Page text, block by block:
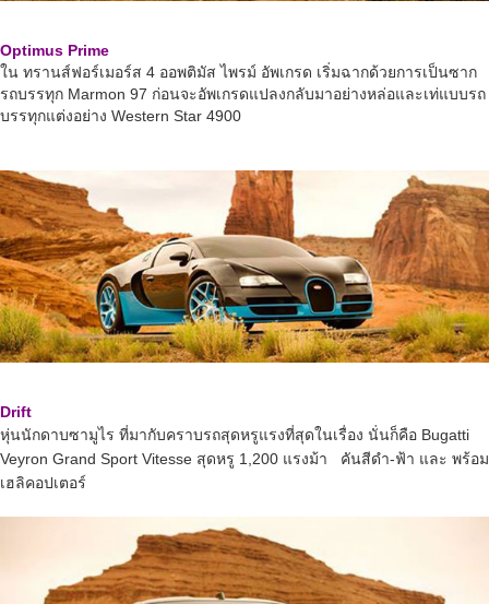
Optimus Prime
ใน ทรานส์ฟอร์เมอร์ส 4 ออพติมัส ไพรม์ อัพเกรด เริ่มฉากด้วยการเป็นซาก
รถบรรทุก Marmon 97 ก่อนจะอัพเกรดแปลงกลับมาอย่างหล่อและเท่แบบรถ
บรรทุกแต่งอย่าง Western Star 4900
Drift
หุ่นนักดาบซามูไร ที่มากับคราบรถสุดหรูแรงที่สุดในเรื่อง นั่นก็คือ Bugatti
Veyron Grand Sport Vitesse สุดหรู 1,200 แรงม้า คันสีดำ-ฟ้า และ พร้อม
เฮลิคอปเตอร์